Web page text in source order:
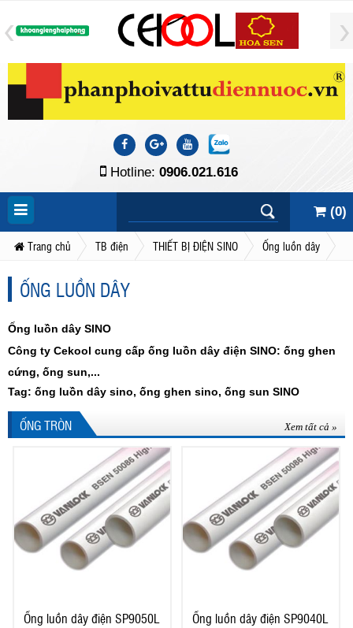
Hotline: 0906.021.616
(0)
Trang chủ TB điện THIẾT BỊ ĐIỆN SINO Ống luồn dây
ỐNG LUỒN DÂY
Ống luồn dây SINO
Công ty Cekool cung cấp ống luồn dây điện SINO: ống ghen
cứng, ống sun,...
Tag: ống luồn dây sino, ống ghen sino, ống sun SINO
ỐNG TRÒN Xem tất cả »
Ống luồn dây điện SP9050L Ống luồn dây điện SP9040L